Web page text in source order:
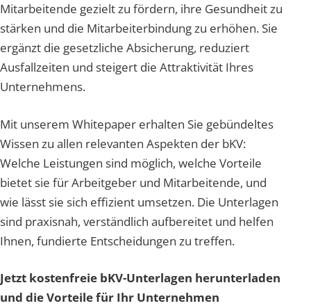
Mitarbeitende gezielt zu fördern, ihre Gesundheit zu
stärken und die Mitarbeiterbindung zu erhöhen. Sie
ergänzt die gesetzliche Absicherung, reduziert
Ausfallzeiten und steigert die Attraktivität Ihres
Unternehmens.
Mit unserem Whitepaper erhalten Sie gebündeltes
Wissen zu allen relevanten Aspekten der bKV:
Welche Leistungen sind möglich, welche Vorteile
bietet sie für Arbeitgeber und Mitarbeitende, und
wie lässt sie sich effizient umsetzen. Die Unterlagen
sind praxisnah, verständlich aufbereitet und helfen
Ihnen, fundierte Entscheidungen zu treffen.
Jetzt kostenfreie bKV-Unterlagen herunterladen
und die Vorteile für Ihr Unternehmen